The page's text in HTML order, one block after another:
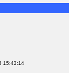
15:43:14